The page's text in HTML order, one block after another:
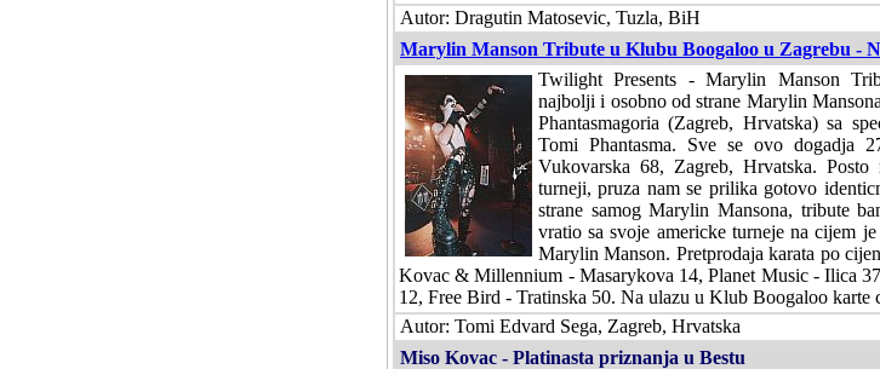
Autor: Dragutin Matosevic, Tuzla, BiH
Marylin Manson Tribute u Klubu Boogaloo u Zagrebu -
Twilight Presents - Marylin Manson
najbolji i osobno od strane Marylin
Phantasmagoria (Zagreb, Hrvatska) sa
Tomi Phantasma. Sve se ovo dogadja
Vukovarska 68, Zagreb, Hrvatska.
turneji, pruza nam se prilika gotovo
strane samog Marylin Mansona, tribute
vratio sa svoje americke turneje na cijem
Marylin Manson. Pretprodaja karata po
Kovac & Millennium - Masarykova 14, Planet Music - Ilica
12, Free Bird - Tratinska 50. Na ulazu u Klub Boogaloo karte
Autor: Tomi Edvard Sega, Zagreb, Hrvatska
Miso Kovac - Platinasta priznanja u Bestu